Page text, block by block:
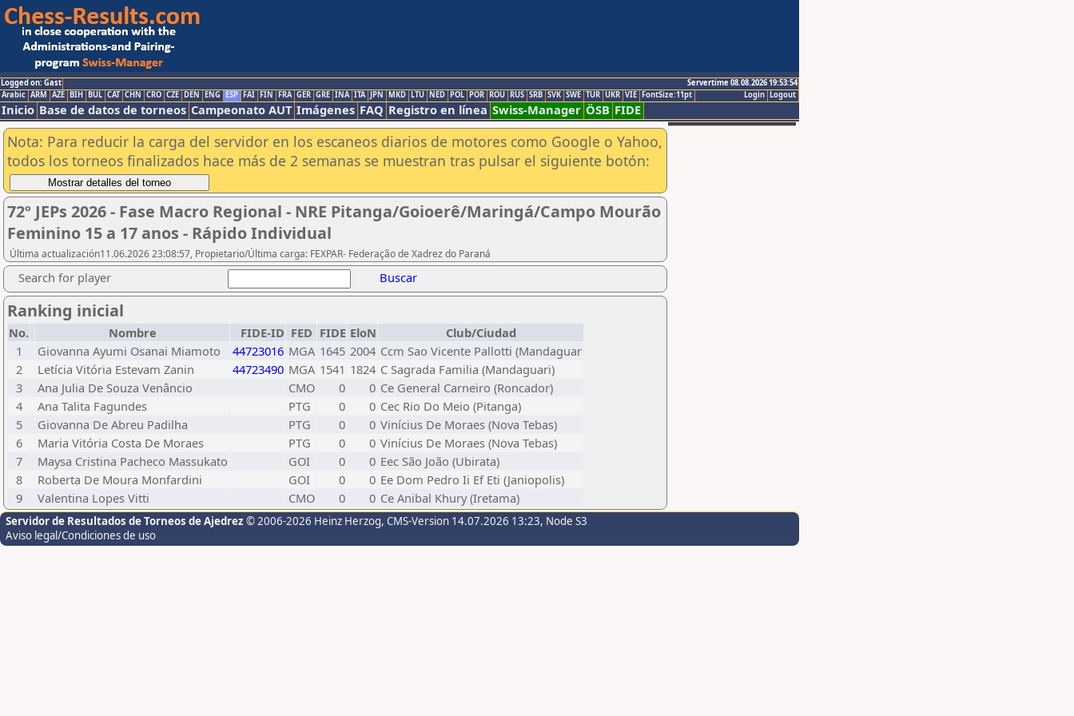
Logged on: Gast
Servertime 08.08.2026 19:53:54
Logout
Login
Arabic ARM AZE BIH BUL CAT CHN CRO CZE DEN ENG ESP FAI FIN FRA GER GRE INA ITA JPN MKD LTU NED POL POR ROU RUS SRB SVK SWE TUR UKR VIE FontSize:11pt
Inicio Base de datos de torneos Campeonato AUT Imágenes FAQ Registro en línea Swiss-Manager ÖSB FIDE
Nota: Para reducir la carga del servidor en los escaneos diarios de motores como Google o Yahoo,
todos los torneos finalizados hace más de 2 semanas se muestran tras pulsar el siguiente botón:
72º JEPs 2026 - Fase Macro Regional - NRE Pitanga/Goioerê/Maringá/Campo Mourão
Feminino 15 a 17 anos - Rápido Individual
Última actualización11.06.2026 23:08:57, Propietario/Última carga: FEXPAR- Federação de Xadrez do Paraná
Search for player Buscar
Ranking inicial
No. Nombre FIDE-ID FED FIDE EloN
Club/Ciudad
1
Giovanna Ayumi Osanai Miamoto 44723016 MGA 1645 2004 Ccm Sao Vicente Pallotti (Mandaguar
2
Letícia Vitória Estevam Zanin 44723490 MGA 1541 1824 C Sagrada Familia (Mandaguari)
3
Ana Julia De Souza Venâncio CMO 0 0 Ce General Carneiro (Roncador)
4
Ana Talita Fagundes PTG 0 0 Cec Rio Do Meio (Pitanga)
5
Giovanna De Abreu Padilha PTG 0 0 Vinícius De Moraes (Nova Tebas)
6
Maria Vitória Costa De Moraes PTG 0 0 Vinícius De Moraes (Nova Tebas)
7
Maysa Cristina Pacheco Massukato GOI 0 0 Eec São João (Ubirata)
8
Roberta De Moura Monfardini GOI 0 0 Ee Dom Pedro Ii Ef Eti (Janiopolis)
9
Valentina Lopes Vitti CMO 0 0 Ce Anibal Khury (Iretama)
Servidor de Resultados de Torneos de Ajedrez © 2006-2026 Heinz Herzog, CMS-Version 14.07.2026 13:23, Node S3
Aviso legal/Condiciones de uso